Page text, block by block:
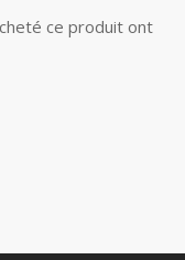
ce produit ont